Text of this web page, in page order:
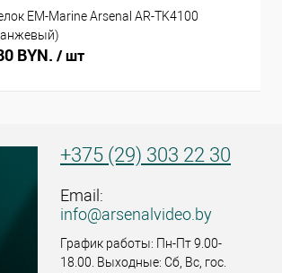
EM-Marine Arsenal AR-TK4100
BYN. / шт
+375 (29) 303 22 30
Email:
info@arsenalvideo.by
График работы: Пн-Пт 9.00-
18.00. Выходные: Сб, Вс, гос.